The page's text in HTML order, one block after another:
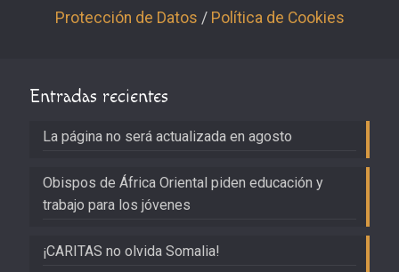
Protección de Datos / Política de Cookies
Entradas recientes
La página no será actualizada en agosto
Obispos de África Oriental piden educación y
trabajo para los jóvenes
¡CARITAS no olvida Somalia!